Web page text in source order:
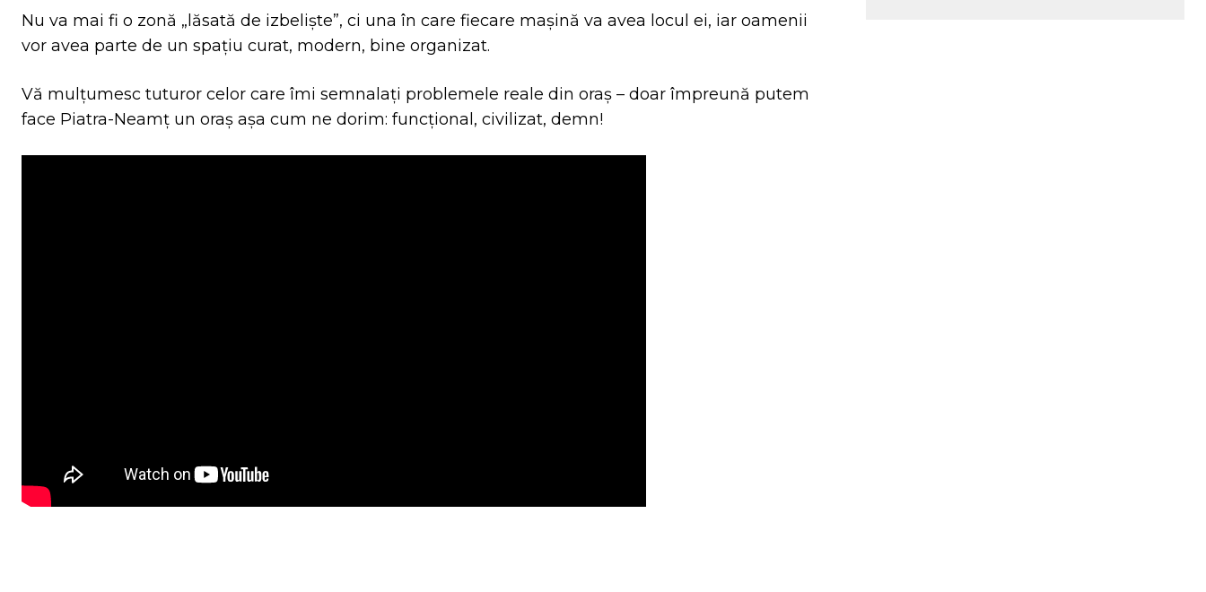
️Nu va mai fi o zonă „lăsată de izbeliște”, ci una în care fiecare mașină va avea locul ei, iar oamenii
vor avea parte de un spațiu curat, modern, bine organizat.
Vă mulțumesc tuturor celor care îmi semnalați problemele reale din oraș – doar împreună putem
face Piatra-Neamț un oraș așa cum ne dorim: funcțional, civilizat, demn!